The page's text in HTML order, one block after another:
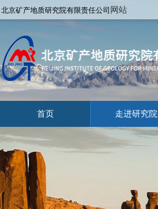
北京矿产地质研究院有限责任公司网站
首页 走进研究院